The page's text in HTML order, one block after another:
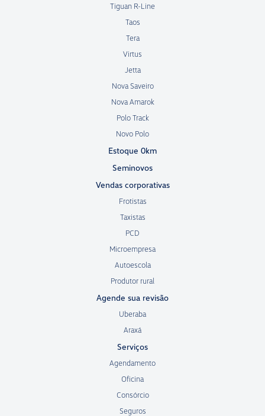
Tiguan R-Line
Taos
Tera
Virtus
Jetta
Nova Saveiro
Nova Amarok
Polo Track
Novo Polo
Estoque 0km
Seminovos
Vendas corporativas
Frotistas
Taxistas
PCD
Microempresa
Autoescola
Produtor rural
Agende sua revisão
Uberaba
Araxá
Serviços
Agendamento
Oficina
Consórcio
Seguros